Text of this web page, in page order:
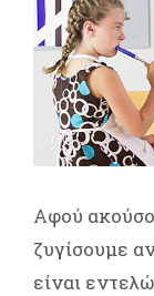
Αφού
ζυγίσουμε
είναι